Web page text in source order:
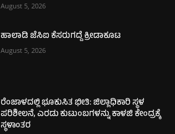
August 5, 2026
ಹಾಲಾಡಿ ಜೆಸಿಐ ಕೆಸರುಗದ್ದೆ ಕ್ರೀಡಾಕೂಟ
August 5, 2026
ರೆಂಜಾಳದಲ್ಲಿ ಭೂಕುಸಿತ ಭೀತಿ: ಜಿಲ್ಲಾಧಿಕಾರಿ ಸ್ಥಳ
ಪರಿಶೀಲನೆ, ಎರಡು ಕುಟುಂಬಗಳನ್ನು ಕಾಳಜಿ ಕೇಂದ್ರಕ್ಕೆ
ಸ್ಥಳಾಂತರ